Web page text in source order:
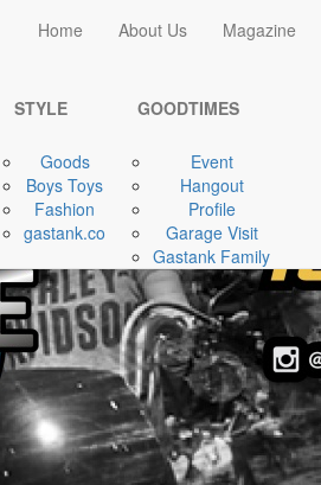
Home About Us Magazine
STYLE
Goods
Boys Toys
Fashion
gastank.co
GOODTIMES
Event
Hangout
Profile
Garage Visit
Gastank Family
Home
MOTORCYCLE